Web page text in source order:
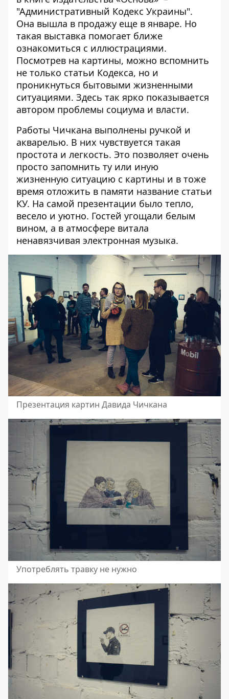
"Административный Кодекс Украины".
Она вышла в продажу еще в январе. Но
такая выставка помогает ближе
ознакомиться с иллюстрациями.
Посмотрев на картины, можно вспомнить
не только статьи Кодекса, но и
проникнуться бытовыми жизненными
ситуациями. Здесь так ярко показывается
автором проблемы социума и власти.
Работы Чичкана выполнены ручкой и
акварелью. В них чувствуется такая
простота и легкость. Это позволяет очень
просто запомнить ту или иную
жизненную ситуацию с картины и в тоже
время отложить в памяти название статьи
КУ. На самой презентации было тепло,
весело и уютно. Гостей угощали белым
вином, а в атмосфере витала
ненавязчивая электронная музыка.
Презентация картин Давида Чичкана
Употреблять травку не нужно